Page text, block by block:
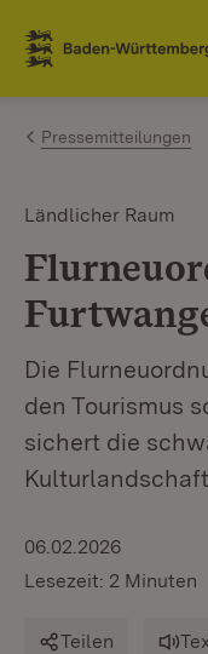
Zum Inhalt
Link zur Startseite
Pressemitteilungen
Ländlicher Raum
Die
den Tourismus
sichert die
06.02.2026
Lesezeit: 2 Minuten
Teilen